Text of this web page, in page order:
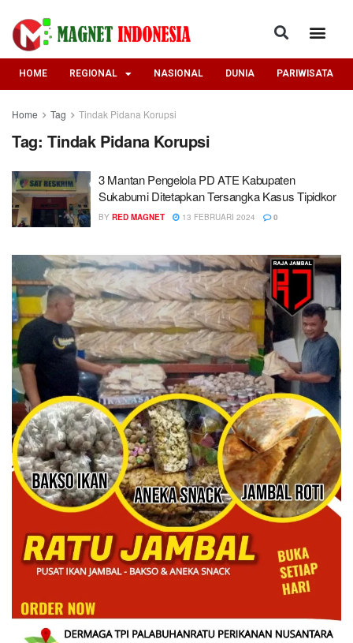
HOME REGIONAL NASIONAL DUNIA PARIWISATA
Home Tag Tindak Pidana Korupsi
Tag: Tindak Pidana Korupsi
3 Mantan Pengelola PD ATE Kabupaten
Sukabumi Ditetapkan Tersangka Kasus Tipidkor
BY RED MAGNET 13 FEBRUARI 2024 0